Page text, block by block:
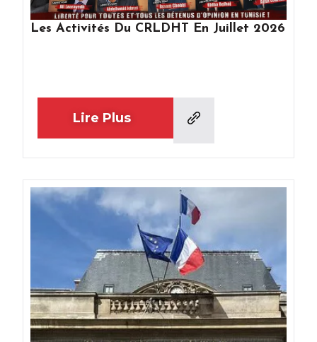
Les Activités Du CRLDHT En Juillet 2026
Lire Plus